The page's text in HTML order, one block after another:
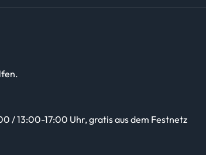
/ 13:00-17:00 Uhr, gratis aus dem Festnetz